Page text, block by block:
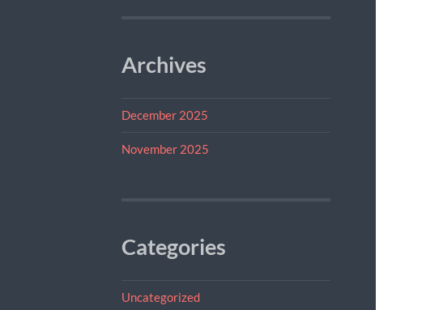
Archives
December 2025
November 2025
Categories
Uncategorized